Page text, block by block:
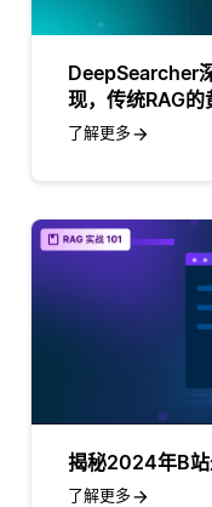
DeepSearcher
现，传统RAG的
了解更多
揭秘2024年B站
了解更多